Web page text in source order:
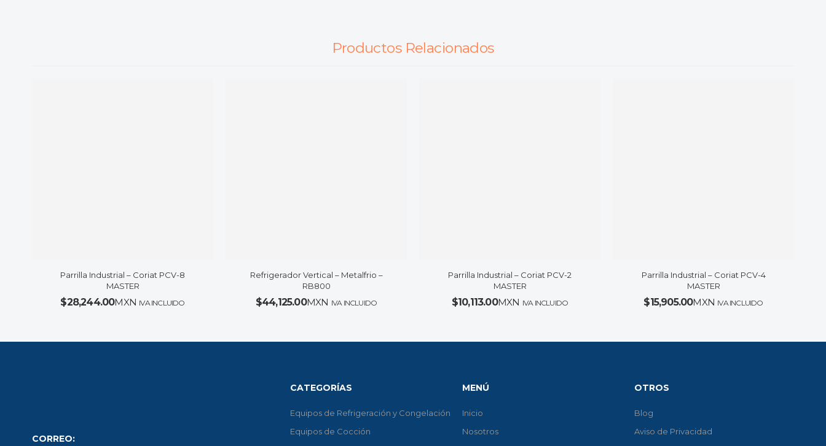
Productos Relacionados
Parrilla Industrial – Coriat PCV-8
MASTER
$28,244.00MXN IVA INCLUIDO
Refrigerador Vertical – Metalfrio –
RB800
$44,125.00MXN IVA INCLUIDO
Parrilla Industrial – Coriat PCV-2
MASTER
$10,113.00MXN IVA INCLUIDO
Parrilla Industrial – Coriat PCV-4
MASTER
$15,905.00MXN IVA INCLUIDO
CORREO:
CATEGORÍAS
Equipos de Refrigeración y Congelación
Equipos de Cocción
MENÚ
Inicio
Nosotros
OTROS
Blog
Aviso de Privacidad